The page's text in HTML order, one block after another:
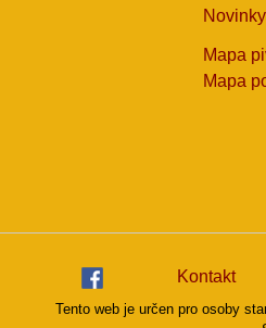
Novinky
Mapa
Mapa
Kontakt
Tento web je určen pro osoby